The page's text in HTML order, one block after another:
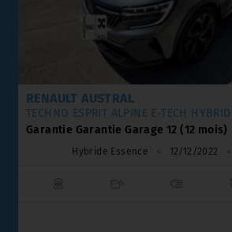
RENAULT CLIO
ESPRIT ALPINE FULL HYBRID E-TECH
Garantie Garantie Garage 12 (12
Hybride Essence ⚬ 31/03/